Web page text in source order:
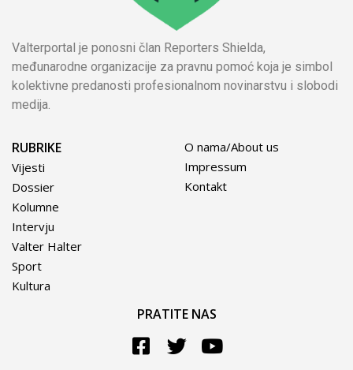
Valterportal je ponosni član Reporters Shielda,
međunarodne organizacije za pravnu pomoć koja je simbol
kolektivne predanosti profesionalnom novinarstvu i slobodi
medija.
RUBRIKE
Vijesti
Dossier
Kolumne
Intervju
Valter Halter
Sport
Kultura
O nama/About us
Impressum
Kontakt
PRATITE NAS